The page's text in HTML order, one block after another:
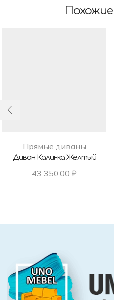
Прямые диваны
Диван Калинка Желтый
43 350,00 ₽